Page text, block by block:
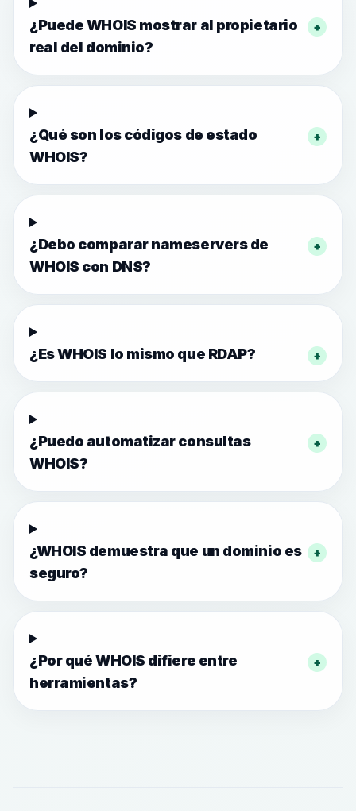
¿Puede WHOIS mostrar al propietario
real del dominio?
+
¿Qué son los códigos de estado
WHOIS?
+
¿Debo comparar nameservers de
WHOIS con DNS?
+
¿Es WHOIS lo mismo que RDAP? +
¿Puedo automatizar consultas
WHOIS?
+
¿WHOIS demuestra que un dominio es
seguro?
+
¿Por qué WHOIS difiere entre
herramientas?
+